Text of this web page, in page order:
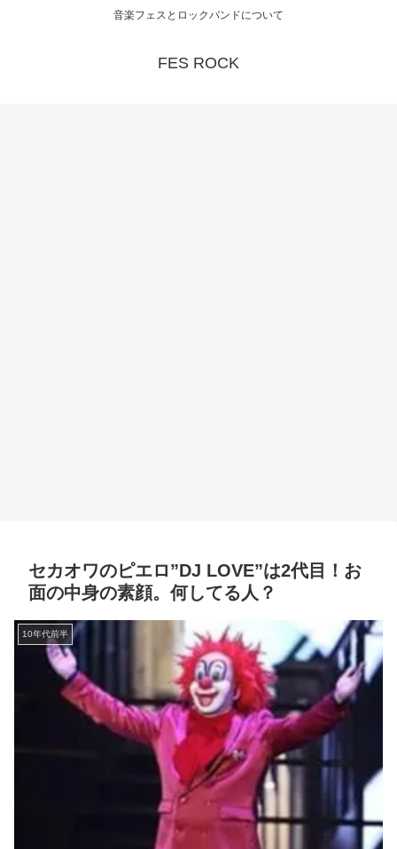
音楽フェスとロックバンドについて
FES ROCK
セカオワのピエロ”DJ LOVE”は2代目！お
面の中身の素顔。何してる人？
10年代前半